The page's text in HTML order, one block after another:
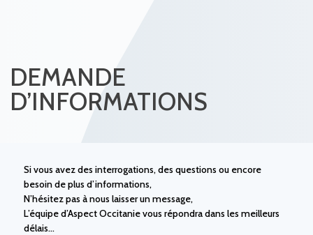
DEMANDE
D’INFORMATIONS
Si vous avez des interrogations, des questions ou encore
besoin de plus d’informations,
N’hésitez pas à nous laisser un message,
L’équipe d’Aspect Occitanie vous répondra dans les meilleurs
délais…